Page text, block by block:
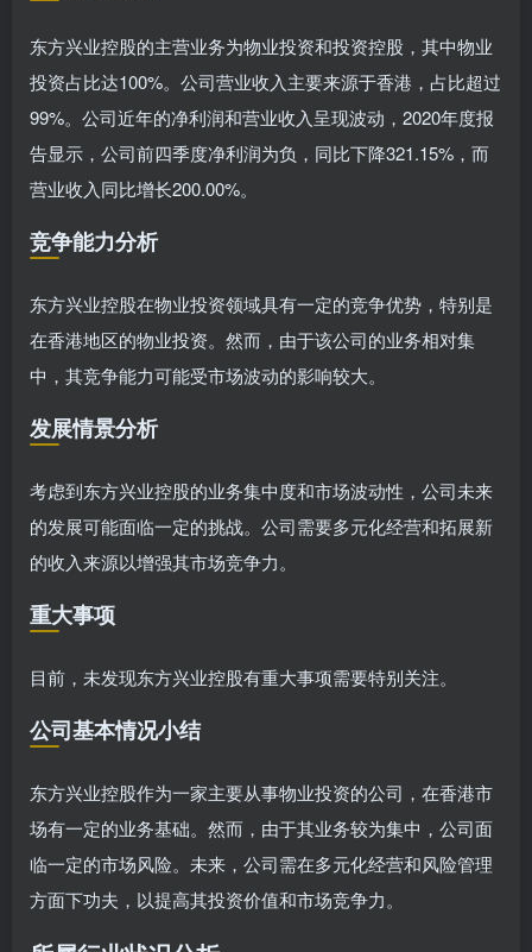
东方兴业控股的主营业务为物业投资和投资控股，其中物业
投资占比达100%。公司营业收入主要来源于香港，占比超过
99%。公司近年的净利润和营业收入呈现波动，2020年度报
告显示，公司前四季度净利润为负，同比下降321.15%，而
营业收入同比增长200.00%。
竞争能力分析
东方兴业控股在物业投资领域具有一定的竞争优势，特别是
在香港地区的物业投资。然而，由于该公司的业务相对集
中，其竞争能力可能受市场波动的影响较大。
发展情景分析
考虑到东方兴业控股的业务集中度和市场波动性，公司未来
的发展可能面临一定的挑战。公司需要多元化经营和拓展新
的收入来源以增强其市场竞争力。
重大事项
目前，未发现东方兴业控股有重大事项需要特别关注。
公司基本情况小结
东方兴业控股作为一家主要从事物业投资的公司，在香港市
场有一定的业务基础。然而，由于其业务较为集中，公司面
临一定的市场风险。未来，公司需在多元化经营和风险管理
方面下功夫，以提高其投资价值和市场竞争力。